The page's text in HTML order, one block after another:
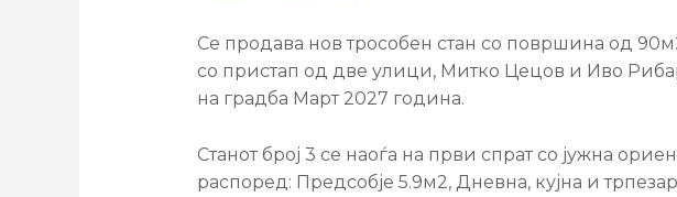
Се продава нов трособен стан со површина од
со пристап од две улици, Митко Цецов и Иво
на градба Март 2027 година.
Станот број 3 се наоѓа на први спрат со јужна
распоред: Предсобје 5.9м2, Дневна, кујна и